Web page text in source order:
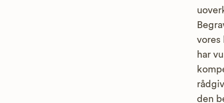
vores
har
den